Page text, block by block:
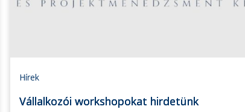
Hírek
Vállalkozói workshopokat hirdetünk